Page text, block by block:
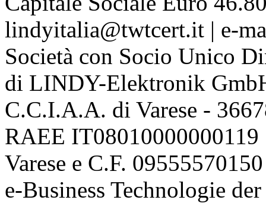
lindyitalia@twtcert.it | e-
Società con Socio Unico
di LINDY-Elektronik
C.C.I.A.A. di Varese -
RAEE
Varese e C.F. 09555570150
e-Business Technologie